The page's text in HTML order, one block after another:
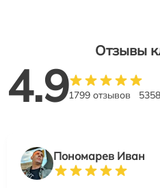
Отзывы
4.91799 отзывов
Пономарев Иван